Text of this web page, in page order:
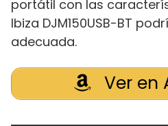
portátil con las
Ibiza DJM150USB-BT
adecuada.
Ver en